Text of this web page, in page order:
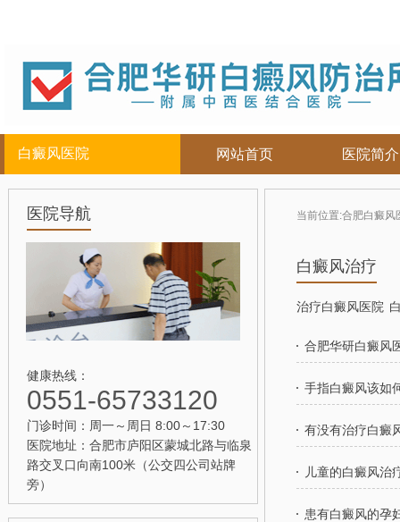
白癜风医院
儿童
女性
老年
胸背部
手部
白癜风危害
白癜风饮食
白癜风护理
网站首页 医院简介
医院导航
健康热线：
0551-65733120
门诊时间：周一～周日 8:00～17:30
医院地址：合肥市庐阳区蒙城北路与临泉
路交叉口向南100米（公交四公司站牌
旁）
当前位置:合肥白癜风
白癜风治疗
治疗白癜风医院
合肥华研白癜风
手指白癜风该如
有没有治疗白癜
儿童的白癜风治
患有白癜风的孕